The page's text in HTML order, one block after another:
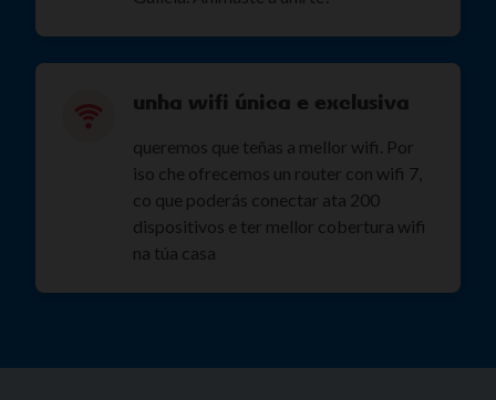
unha wifi única e exclusiva
queremos que teñas a mellor wifi. Por
iso che ofrecemos un router con wifi 7,
co que poderás conectar ata 200
dispositivos e ter mellor cobertura wifi
na túa casa